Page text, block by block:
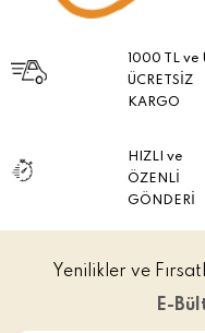
1000 TL ve
ÜCRETSİZ
KARGO
HIZLI ve
ÖZENLİ
GÖNDERİ
Yenilikler ve
E-